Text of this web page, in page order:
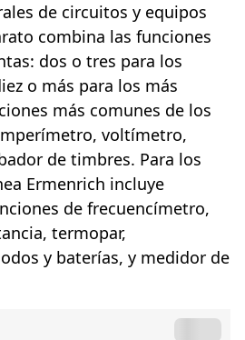
de circuitos y equipos
combina las funciones
dos o tres para los
o más para los más
más comunes de los
voltímetro,
de timbres. Para los
Ermenrich incluye
de frecuencímetro,
termopar,
y baterías, y medidor de